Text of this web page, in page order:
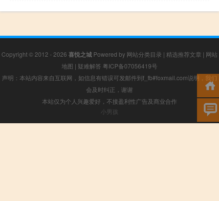
Copyright © 2012 - 2026 喜悦之城 Powered by 网站分类目录 | 精选推荐文章 | 网站
地图 | 疑难解答 粤ICP备07056419号
声明：本站内容来自互联网，如信息有错误可发邮件到f_fb#foxmail.com说明，我们
会及时纠正，谢谢
本站仅为个人兴趣爱好，不接盈利性广告及商业合作
小男孩